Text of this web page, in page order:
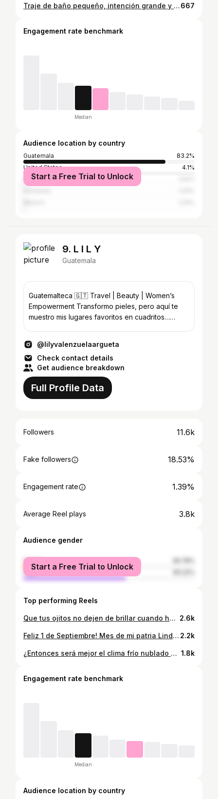
Traje de baño pequeño, intención grande y cero ganas de portarme bien. 🔥💦 Party de puro relax Venite a dar un bañito delis, comidita y buena música 🎵🎶 #descanso #guatemala #fypage ##foryou667
Engagement rate benchmark
Median
Audience location by country
Guatemala
83.2%
United States
4.1%
ItalyStart a Free Trial to Unlock
9. L I L Y
Guatemala
Guatemalteca 🇬🇹 Travel | Beauty | Women’s
Empowerment Transformo pieles, pero aquí te
muestro mis lugares favoritos en cuadritos…
@lilyvalenzuelaargueta
Check contact details
Get audience breakdown
Full Profile Data
Followers 11.6k
Fake followers 18.53%
Engagement rate 1.39%
Average Reel plays 3.8k
Audience gender
female
male
Start a Free Trial to Unlock
Top performing Reels
Que tus ojitos no dejen de brillar cuando hagas algo que te guste✨ 2.6k
Feliz 1 de Septiembre! Mes de mi patria Linda 🇬🇹🧡 ¿Cuántos orgullosos de ser chapines? . . . . Aretitos: @valarte.gt Lugar: @highlandnaturalpark 🇬🇹🌼 2.2k
¿Entonces será mejor el clima frío nublado o soleado caluroso?🤷🏼‍♀️ 1.8k
Engagement rate benchmark
Median
Audience location by country